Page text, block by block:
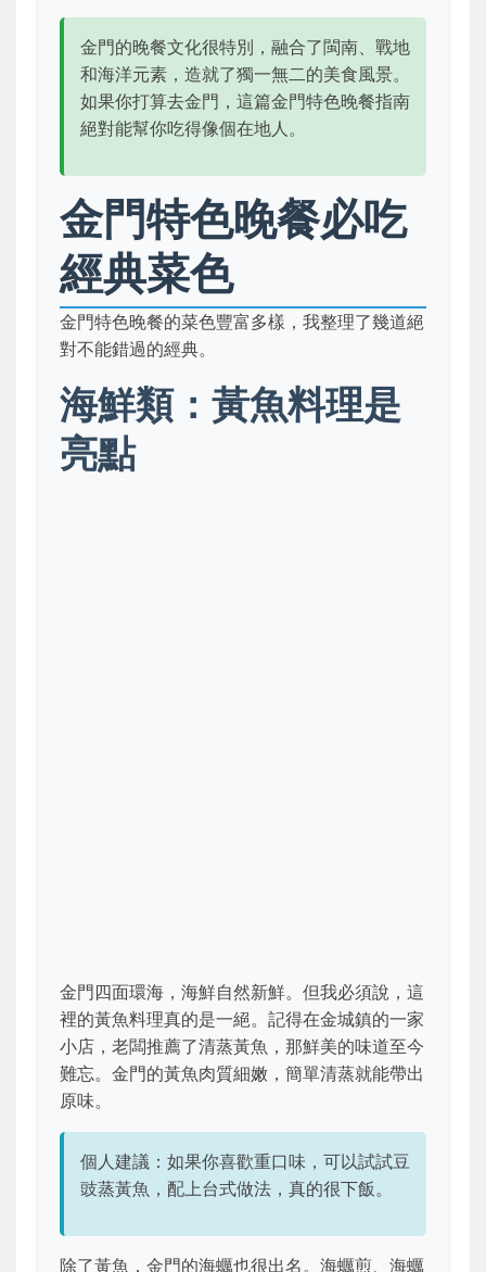
金門的晚餐文化很特別，融合了閩南、戰地
和海洋元素，造就了獨一無二的美食風景。
如果你打算去金門，這篇金門特色晚餐指南
絕對能幫你吃得像個在地人。
金門特色晚餐必吃
經典菜色
金門特色晚餐的菜色豐富多樣，我整理了幾道絕
對不能錯過的經典。
海鮮類：黃魚料理是
亮點
金門四面環海，海鮮自然新鮮。但我必須說，這
裡的黃魚料理真的是一絕。記得在金城鎮的一家
小店，老闆推薦了清蒸黃魚，那鮮美的味道至今
難忘。金門的黃魚肉質細嫩，簡單清蒸就能帶出
原味。
個人建議：如果你喜歡重口味，可以試試豆
豉蒸黃魚，配上台式做法，真的很下飯。
除了黃魚，金門的海蠣也很出名。海蠣煎、海蠣